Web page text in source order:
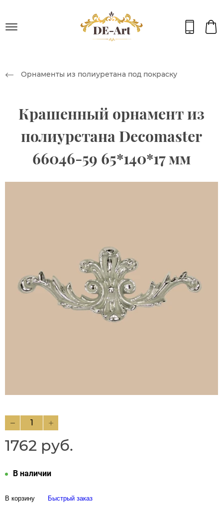
Орнаменты из полиуретана под покраску
Крашенный орнамент из
полиуретана Decomaster
66046-59 65*140*17 мм
1762 руб.
В наличии
В корзину Быстрый заказ